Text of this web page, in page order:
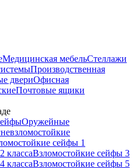
Медицинская мебельСтеллажи
Производственная
двериОфисная
Почтовые ящики
Оружейные
сейфы 1
классаВзломостойкие сейфы 3
классаВзломостойкие сейфы 5